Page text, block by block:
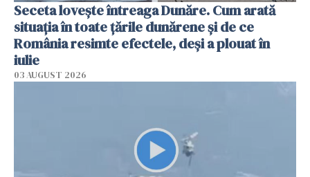
Seceta lovește întreaga Dunăre. Cum arată
situația în toate țările dunărene și de ce
România resimte efectele, deși a plouat în
iulie
03 AUGUST 2026